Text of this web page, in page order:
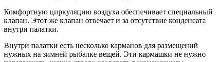
Комфортную циркуляцию воздуха обеспечивает специальный
клапан. Этот же клапан отвечает и за отсутствие конденсата
внутри палатки.
Внутри палатки есть несколько карманов для размещений
нужных на зимней рыбалке вещей. Эти кармашки не нужно